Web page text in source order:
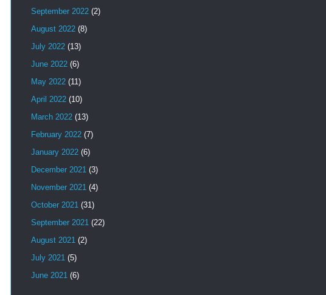
September 2022 (2)
August 2022 (8)
July 2022 (13)
June 2022 (6)
May 2022 (11)
April 2022 (10)
March 2022 (13)
February 2022 (7)
January 2022 (6)
December 2021 (3)
November 2021 (4)
October 2021 (31)
September 2021 (22)
August 2021 (2)
July 2021 (5)
June 2021 (6)